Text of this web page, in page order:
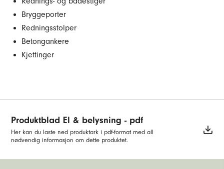
Bryggeporter
Redningsstolper
Betongankere
Kjettinger
Produktblad El & belysning - pdf
Her kan du laste ned produktark i pdf-format med all
nødvendig informasjon om dette produktet.